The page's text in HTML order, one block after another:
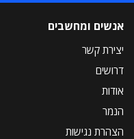
אנשים ומחשבים
יצירת קשר
דרושים
אודות
הנמר
הצהרת נגישות